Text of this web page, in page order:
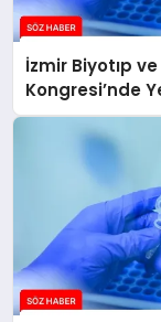
İzmir Biyotıp
Kongresi’nde